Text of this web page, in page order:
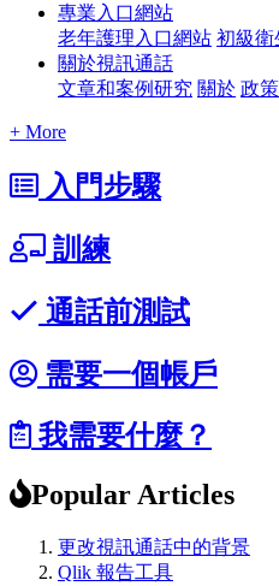
專業入口網站
老年護理入口網站 初級衛
關於視訊通話
文章和案例研究 關於 政策
+ More
入門步驟
訓練
通話前測試
需要一個帳戶
我需要什麼？
Popular Articles
更改視訊通話中的背景
Qlik 報告工具